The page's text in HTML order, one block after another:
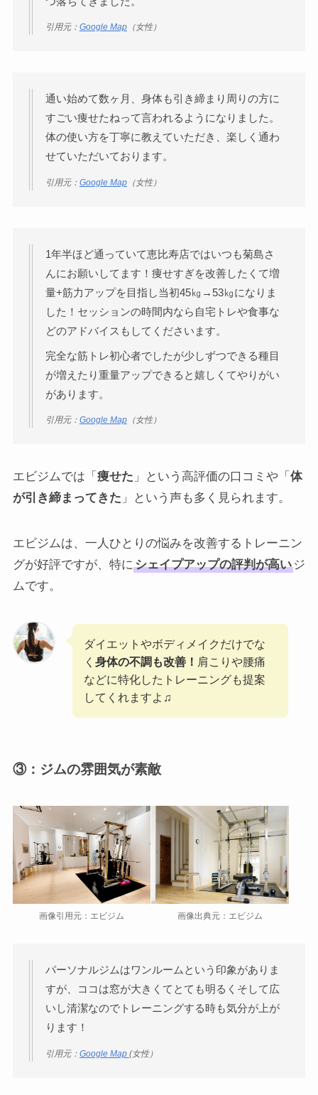
引用元： Google Map（女性）
通い始めて数ヶ月、身体も引き締まり周りの方に
すごい痩せたねって言われるようになりました。
体の使い方を丁寧に教えていただき、楽しく通わ
せていただいております。
引用元： Google Map（女性）
1年半ほど通っていて恵比寿店ではいつも菊島さ
んにお願いしてます！痩せすぎを改善したくて増
量+筋力アップを目指し当初45㎏→53㎏になりま
した！セッションの時間内なら自宅トレや食事な
どのアドバイスもしてくださいます。
完全な筋トレ初心者でしたが少しずつできる種目
が増えたり重量アップできると嬉しくてやりがい
があります。
引用元： Google Map（女性）
エビジムでは「 痩せた 」という高評価の口コミや「 体
が引き締まってきた 」という声も多く見られます。
エビジムは、一人ひとりの悩みを改善するトレーニン
グが好評ですが、特に シェイプアップの評判が高いジ
ムです。
ダイエットやボディメイクだけでな
く身体の不調も改善！ 肩こりや腰痛
などに特化したトレーニングも提案
してくれますよ♫
③：ジムの雰囲気が素敵
画像引用元：エビジム 画像出典元：エビジム
パーソナルジムはワンルームという印象がありま
すが、ココは窓が大きくてとても明るくそして広
いし清潔なのでトレーニングする時も気分が上が
ります！
引用元： Google Map (女性）